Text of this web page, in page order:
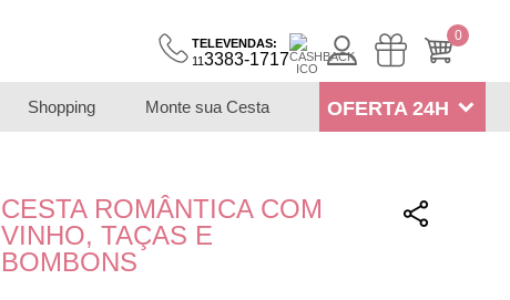
0
TELEVENDAS:
113383-1717
Shopping Monte sua Cesta OFERTA 24H
CESTA ROMÂNTICA COM
VINHO, TAÇAS E
BOMBONS